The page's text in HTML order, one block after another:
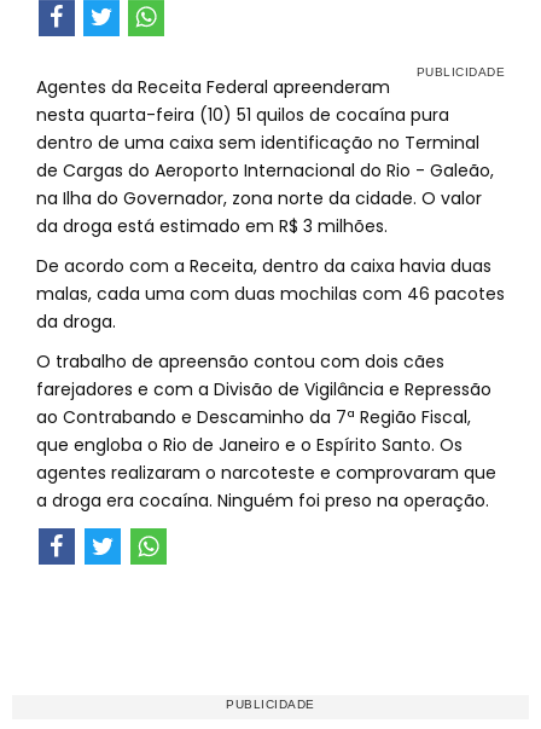
Agentes da Receita Federal apreenderam
nesta quarta-feira (10) 51 quilos de cocaína pura
dentro de uma caixa sem identificação no Terminal
de Cargas do Aeroporto Internacional do Rio - Galeão,
na Ilha do Governador, zona norte da cidade. O valor
da droga está estimado em R$ 3 milhões.
De acordo com a Receita, dentro da caixa havia duas
malas, cada uma com duas mochilas com 46 pacotes
da droga.
O trabalho de apreensão contou com dois cães
farejadores e com a Divisão de Vigilância e Repressão
ao Contrabando e Descaminho da 7ª Região Fiscal,
que engloba o Rio de Janeiro e o Espírito Santo. Os
agentes realizaram o narcoteste e comprovaram que
a droga era cocaína. Ninguém foi preso na operação.